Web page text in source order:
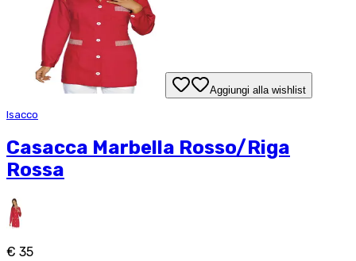
Aggiungi alla wishlist
Isacco
Casacca Marbella Rosso/Riga
Rossa
€ 35